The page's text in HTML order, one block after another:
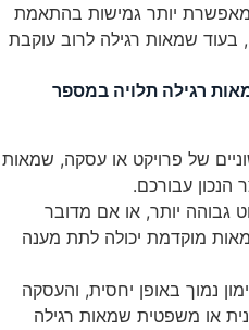
יותר גמישות בהתאמת
בעוד שמאות רגילה לרוב עוקבת
רגילה תלויה במספר
של פרויקט או עסקה, שמאות
הנכון עבורכם.
גבוהה יותר, או אם מדובר
מוקדמת יכולה לתת מענה
נמוך באופן יחסית, והעסקה
או משפטית שמאות רגילה